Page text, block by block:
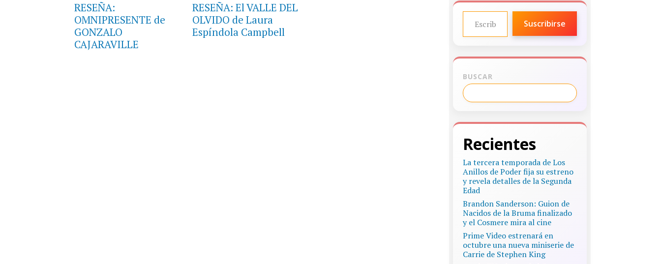
RESEÑA:
OMNIPRESENTE de
GONZALO
CAJARAVILLE
RESEÑA: El VALLE DEL
OLVIDO de Laura
Espíndola Campbell
ESCRIBE TU CORREO ELECTRÓNICO…
Suscribirse
BUSCAR
Recientes
La tercera temporada de Los
Anillos de Poder fija su estreno
y revela detalles de la Segunda
Edad
Brandon Sanderson: Guion de
Nacidos de la Bruma finalizado
y el Cosmere mira al cine
Prime Video estrenará en
octubre una nueva miniserie de
Carrie de Stephen King